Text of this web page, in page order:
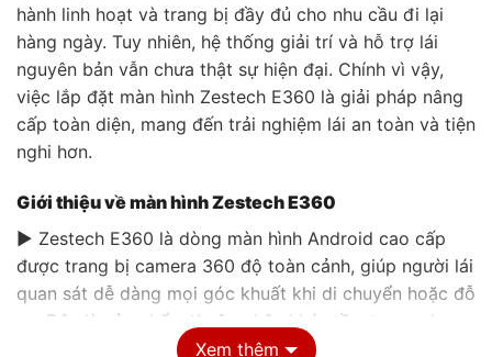
hành linh hoạt và trang bị đầy đủ cho nhu cầu đi lại
hàng ngày. Tuy nhiên, hệ thống giải trí và hỗ trợ lái
nguyên bản vẫn chưa thật sự hiện đại. Chính vì vậy,
việc lắp đặt màn hình Zestech E360 là giải pháp nâng
cấp toàn diện, mang đến trải nghiệm lái an toàn và tiện
nghi hơn.
Giới thiệu về màn hình Zestech E360
▶ Zestech E360 là dòng màn hình Android cao cấp
được trang bị camera 360 độ toàn cảnh, giúp người lái
quan sát dễ dàng mọi góc khuất khi di chuyển hoặc đỗ
xe. Đây là sản phẩm thuộc phân khúc tầm trung nhưng
sở hữu nhiều tính năng nổi bật cả về phần cứng và
Xem thêm